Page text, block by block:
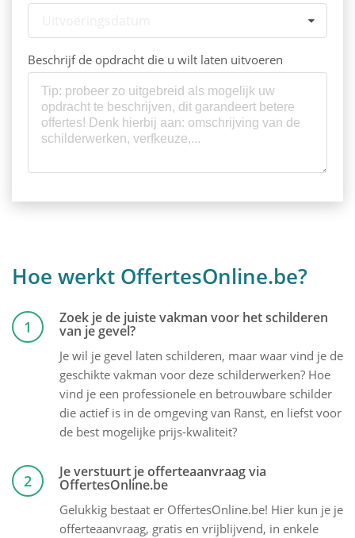
Beschrijf de opdracht die u wilt laten uitvoeren
Hoe werkt OffertesOnline.be?
1 Zoek je de juiste vakman voor het schilderen
van je gevel?
Je wil je gevel laten schilderen, maar waar vind je de
geschikte vakman voor deze schilderwerken? Hoe
vind je een professionele en betrouwbare schilder
die actief is in de omgeving van Ranst, en liefst voor
de best mogelijke prijs-kwaliteit?
2 Je verstuurt je offerteaanvraag via
OffertesOnline.be
Gelukkig bestaat er OffertesOnline.be! Hier kun je je
offerteaanvraag, gratis en vrijblijvend, in enkele